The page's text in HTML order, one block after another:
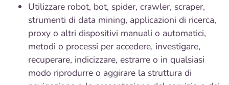
Utilizzare robot, bot, spider, crawler, scraper,
strumenti di data mining, applicazioni di ricerca,
proxy o altri dispositivi manuali o automatici,
metodi o processi per accedere, investigare,
recuperare, indicizzare, estrarre o in qualsiasi
modo riprodurre o aggirare la struttura di